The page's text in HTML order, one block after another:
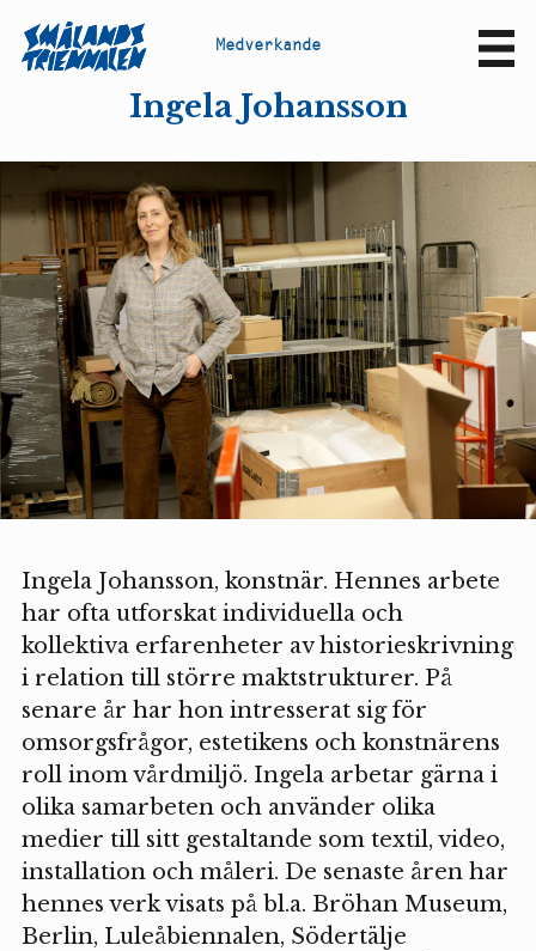
Medverkande
Ingela Johansson
Ingela Johansson, konstnär. Hennes arbete
har ofta utforskat individuella och
kollektiva erfarenheter av historieskrivning
i relation till större maktstrukturer. På
senare år har hon intresserat sig för
omsorgsfrågor, estetikens och konstnärens
roll inom vårdmiljö. Ingela arbetar gärna i
olika samarbeten och använder olika
medier till sitt gestaltande som textil, video,
installation och måleri. De senaste åren har
hennes verk visats på bl.a. Bröhan Museum,
Berlin, Luleåbiennalen, Södertälje